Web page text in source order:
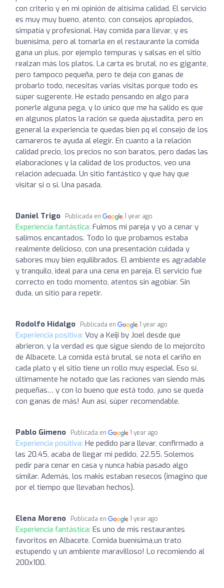
con criterio y en mi opinión de altísima calidad. El servicio
es muy muy bueno, atento, con consejos apropiados,
simpatía y profesional. Hay comida para llevar, y es
buenísima, pero al tomarla en el restaurante la comida
gana un plus, por ejemplo tempuras y salsas en el sitio
realzan más los platos. La carta es brutal, no es gigante,
pero tampoco pequeña, pero te deja con ganas de
probarlo todo, necesitas varias visitas porque todo es
súper sugerente. He estado pensando en algo para
ponerle alguna pega, y lo único que me ha salido es que
en algunos platos la ración se queda ajustadita, pero en
general la experiencia te quedas bien pq el consejo de los
camareros te ayuda al elegir. En cuanto a la relación
calidad precio, los precios no son baratos, pero dadas las
elaboraciones y la calidad de los productos, veo una
relación adecuada. Un sitio fantástico y que hay que
visitar si o si. Una pasada.
Daniel Trigo Publicada en 1 year ago
Experiencia fantástica: Fuimos mi pareja y yo a cenar y
salimos encantados. Todo lo que probamos estaba
realmente delicioso, con una presentación cuidada y
sabores muy bien equilibrados. El ambiente es agradable
y tranquilo, ideal para una cena en pareja. El servicio fue
correcto en todo momento, atentos sin agobiar. Sin
duda, un sitio para repetir.
Rodolfo Hidalgo Publicada en 1 year ago
Experiencia positiva: Voy a Keiji by Joel desde que
abrieron, y la verdad es que sigue siendo de lo mejorcito
de Albacete. La comida está brutal, se nota el cariño en
cada plato y el sitio tiene un rollo muy especial. Eso sí,
últimamente he notado que las raciones van siendo más
pequeñas… y con lo bueno que está todo, ¡uno se queda
con ganas de más! Aun así, súper recomendable.
Pablo Gimeno Publicada en 1 year ago
Experiencia positiva: He pedido para llevar, confirmado a
las 20.45, acaba de llegar mi pedido, 22.55. Solemos
pedir para cenar en casa y nunca había pasado algo
similar. Además, los makis estaban resecos (imagino que
por el tiempo que llevaban hechos).
Elena Moreno Publicada en 1 year ago
Experiencia fantástica: Es uno de mis restaurantes
favoritos en Albacete. Comida buenísima,un trato
estupendo y un ambiente maravilloso! Lo recomiendo al
200x100.